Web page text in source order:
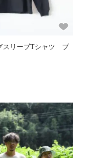
スリーブTシャツ ブ